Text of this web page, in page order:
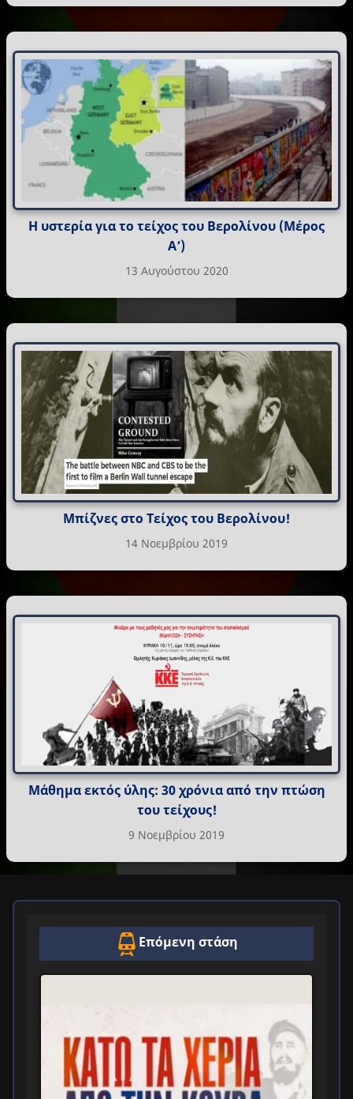
Η υστερία για το τείχος του Βερολίνου (Μέρος
Α’)
13 Αυγούστου 2020
Μπίζνες στο Τείχος του Βερολίνου!
14 Νοεμβρίου 2019
Μάθημα εκτός ύλης: 30 χρόνια από την πτώση
του τείχους!
9 Νοεμβρίου 2019
Επόμενη στάση